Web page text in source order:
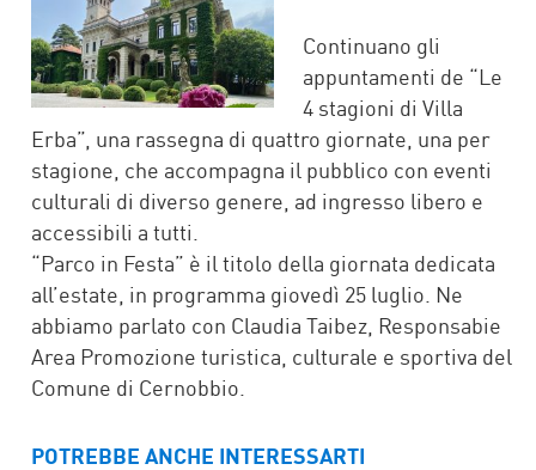
Continuano gli
appuntamenti de “Le
4 stagioni di Villa
Erba”, una rassegna di quattro giornate, una per
stagione, che accompagna il pubblico con eventi
culturali di diverso genere, ad ingresso libero e
accessibili a tutti.
“Parco in Festa” è il titolo della giornata dedicata
all’estate, in programma giovedì 25 luglio. Ne
abbiamo parlato con Claudia Taibez, Responsabie
Area Promozione turistica, culturale e sportiva del
Comune di Cernobbio.
POTREBBE ANCHE INTERESSARTI